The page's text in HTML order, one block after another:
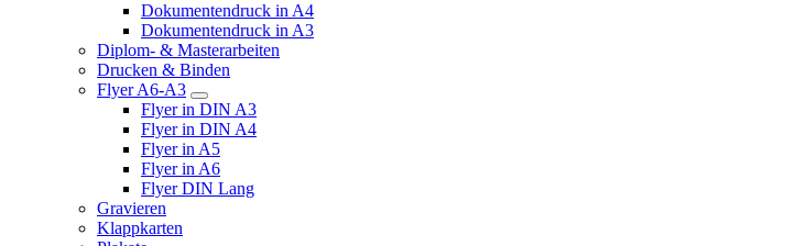
Dokumentendruck in A4
Dokumentendruck in A3
Diplom- & Masterarbeiten
Drucken & Binden
Flyer A6-A3
Flyer in DIN A3
Flyer in DIN A4
Flyer in A5
Flyer in A6
Flyer DIN Lang
Gravieren
Klappkarten